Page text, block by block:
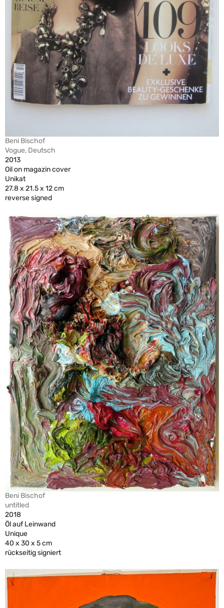
Beni Bischof
Vogue, Deutsch
2013
Oil on magazin cover
Unikat
27.8 x 21.5 x 12 cm
reverse signed
Beni Bischof
untitled
2018
Öl auf Leinwand
Unique
40 x 30 x 5 cm
rückseitig signiert